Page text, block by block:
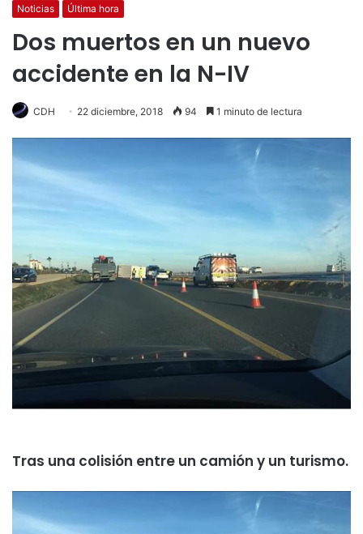
Noticias Última hora
Dos muertos en un nuevo
accidente en la N-IV
CDH 22 diciembre, 2018 94 1 minuto de lectura
Tras una colisión entre un camión y un turismo.